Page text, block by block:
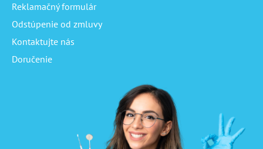
Reklamačný formulár
Odstúpenie od zmluvy
Kontaktujte nás
Doručenie